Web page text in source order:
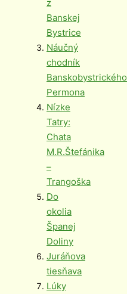
z
Banskej
Bystrice
Náučný
chodník
Banskobystrického
Permona
Nízke
Tatry:
Chata
M.R.Štefánika
–
Trangoška
Do
okolia
Španej
Doliny
Juráňova
tiesňava
Lúky